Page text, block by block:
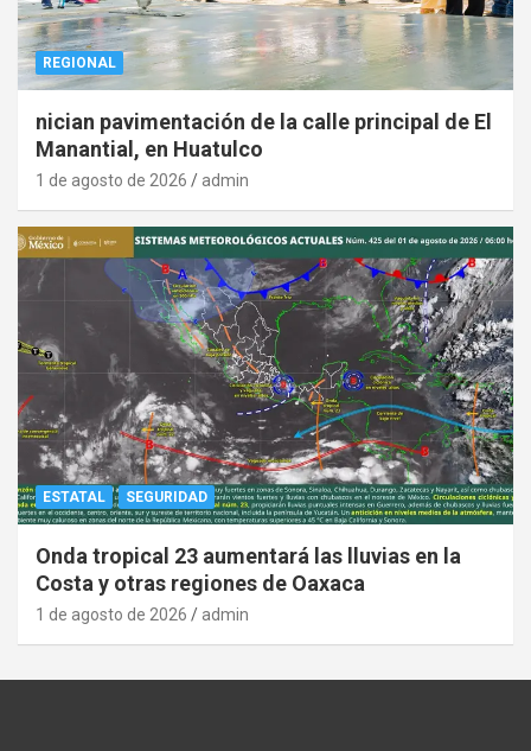
REGIONAL
nician pavimentación de la calle principal de El
Manantial, en Huatulco
1 de agosto de 2026 admin
ESTATAL SEGURIDAD
Onda tropical 23 aumentará las lluvias en la
Costa y otras regiones de Oaxaca
1 de agosto de 2026 admin